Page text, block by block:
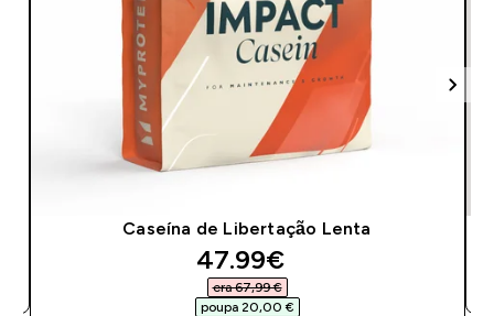
Caseína de Libertação Lenta
discounted price
47.99€‎
era 67,99 €‎
poupa 20,00 €‎